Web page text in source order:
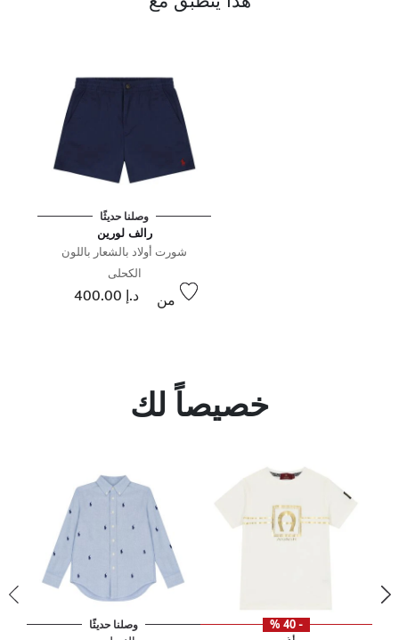
وصلنا حديثًا
رالف لورين
شورت أولاد بالشعار باللون
الكحلى
من د.إ 400.00
خصيصاً لك
- 40 % وصلنا حديثًا